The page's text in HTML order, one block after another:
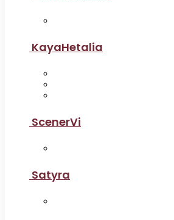
KayaHetalia
ScenerVi
Satyra